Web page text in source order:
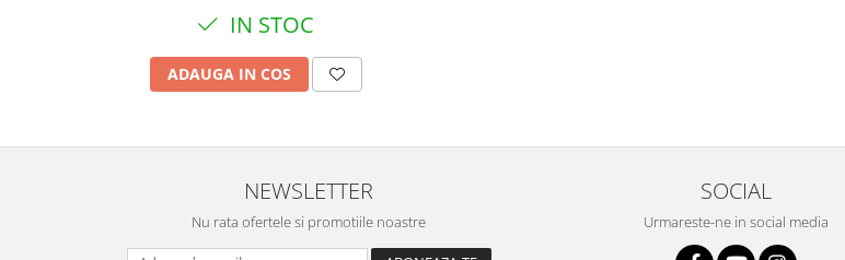
IN STOC
ADAUGA IN COS
NEWSLETTER
Nu rata ofertele si promotiile noastre
SOCIAL
Urmareste-ne in social media